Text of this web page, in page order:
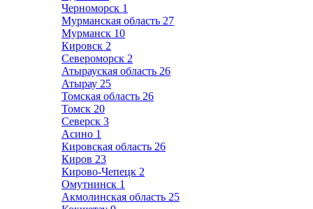
Черноморск 1
Мурманская область 27
Мурманск 10
Кировск 2
Североморск 2
Атырауская область 26
Атырау 25
Томская область 26
Томск 20
Северск 3
Асино 1
Кировская область 26
Киров 23
Кирово-Чепецк 2
Омутнинск 1
Акмолинская область 25